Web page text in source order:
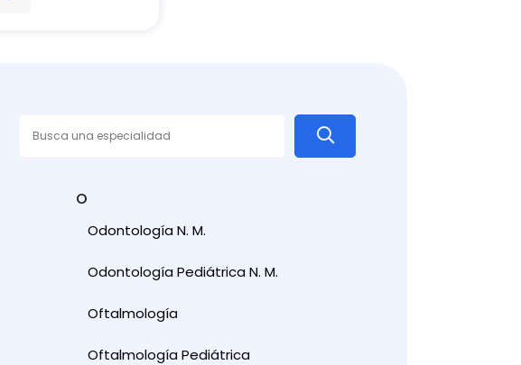
O
Odontología N. M.
Odontología Pediátrica N. M.
Oftalmología
Oftalmología Pediátrica